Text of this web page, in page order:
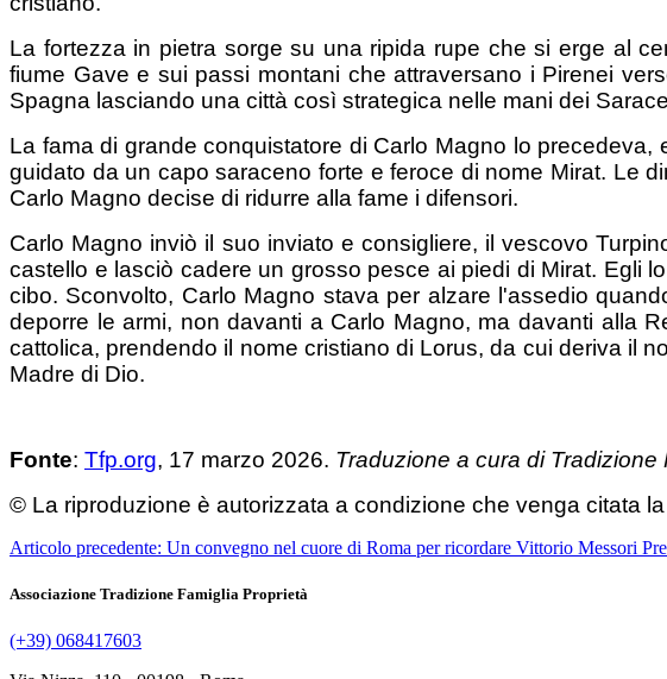
La fortezza in pietra sorge su una ripida rupe che si erge al
fiume Gave e sui passi montani che attraversano i Pirenei
Spagna lasciando una città così strategica nelle mani dei
La fama di grande conquistatore di Carlo Magno lo
guidato da un capo saraceno forte e feroce di nome Mirat. Le
Carlo Magno decise di ridurre alla fame i difensori.
Carlo Magno inviò il suo inviato e consigliere, il vescovo
castello e lasciò cadere un grosso pesce ai piedi di Mirat. Egli
cibo. Sconvolto, Carlo Magno stava per alzare l'assedio
deporre le armi, non davanti a Carlo Magno, ma davanti alla
cattolica, prendendo il nome cristiano di Lorus, da cui deriva il
Madre di Dio.
Fonte: Tfp.org, 17 marzo 2026. Traduzione a cura di Tradizione
© La riproduzione è autorizzata a condizione che venga citata
Articolo precedente: Un convegno nel cuore di Roma per ricordare Vittorio Messori
Associazione Tradizione Famiglia Proprietà
(+39) 068417603